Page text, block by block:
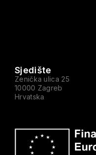
Sjedište
Zenička ulica 25
10000 Zagreb
Hrvatska